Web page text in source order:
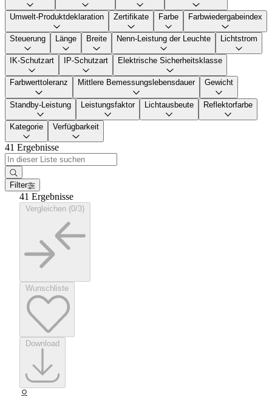
Umwelt-Produktdeklaration Zertifikate Farbe Farbwiedergabeindex
Steuerung Länge Breite Nenn-Leistung der Leuchte Lichtstrom
IK-Schutzart IP-Schutzart Elektrische Sicherheitsklasse
Farbwerttoleranz Mittlere Bemessungslebensdauer Gewicht
Standby-Leistung Leistungsfaktor Lichtausbeute Reflektorfarbe
Kategorie Verfügbarkeit
41 Ergebnisse
Filter
41 Ergebnisse